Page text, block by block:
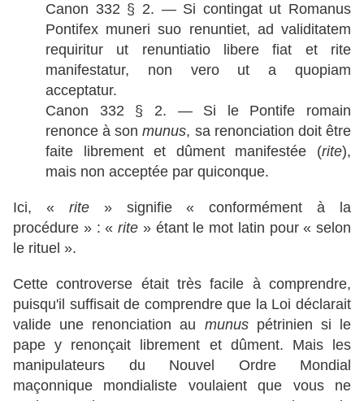
Canon 332 § 2. — Si contingat ut Romanus
Pontifex muneri suo renuntiet, ad validitatem
requiritur ut renuntiatio libere fiat et rite
manifestatur, non vero ut a quopiam
acceptatur.
Canon 332 § 2. — Si le Pontife romain
renonce à sonmunus, sa renonciation doit être
faite librement et dûment manifestée (rite),
mais non acceptée par quiconque.
Ici, « rite» signifie « conformément à la
procédure » : « rite » étant le mot latin pour « selon
le rituel ».
Cette controverse était très facile à comprendre,
puisqu'il suffisait de comprendre que la Loi déclarait
valide une renonciation au munuspétrinien si le
pape y renonçait librement et dûment. Mais les
manipulateurs du Nouvel Ordre Mondial
maçonnique mondialiste voulaient que vous ne